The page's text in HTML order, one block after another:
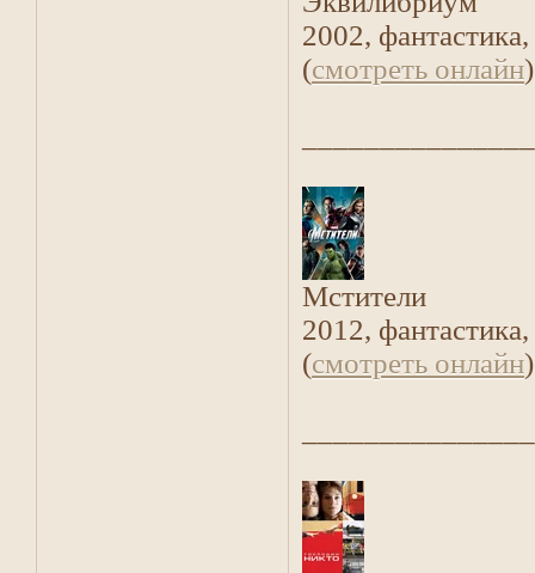
2002,
(смотреть онлайн)
Мстители
2012,
(смотреть онлайн)